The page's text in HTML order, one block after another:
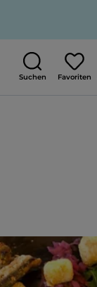
Suchen Favoriten